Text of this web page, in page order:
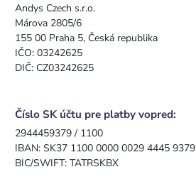
Andys Czech s.r.o.
Márova 2805/6
155 00 Praha 5, Česká republika
IČO: 03242625
DIČ: CZ03242625
Číslo SK účtu pre platby vopred:
2944459379 / 1100
IBAN: SK37 1100 0000 0029 4445 9379
BIC/SWIFT: TATRSKBX